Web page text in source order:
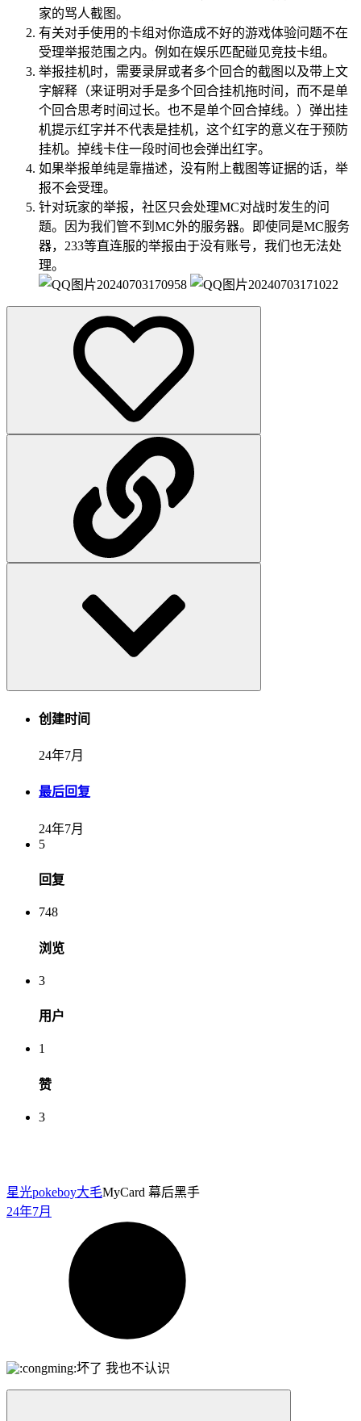
家的骂人截图。
有关对手使用的卡组对你造成不好的游戏体验问题不在
受理举报范围之内。例如在娱乐匹配碰见竞技卡组。
举报挂机时，需要录屏或者多个回合的截图以及带上文
字解释（来证明对手是多个回合挂机拖时间，而不是单
个回合思考时间过长。也不是单个回合掉线。）弹出挂
机提示红字并不代表是挂机，这个红字的意义在于预防
挂机。掉线卡住一段时间也会弹出红字。
如果举报单纯是靠描述，没有附上截图等证据的话，举
报不会受理。
针对玩家的举报，社区只会处理MC对战时发生的问
题。因为我们管不到MC外的服务器。即使同是MC服务
器，233等直连服的举报由于没有账号，我们也无法处
理。
创建时间
24年7月
最后回复
24年7月
5
回复
748
浏览
3
用户
1
赞
3
星光pokeboy大毛MyCard 幕后黑手
24年7月
坏了 我也不认识